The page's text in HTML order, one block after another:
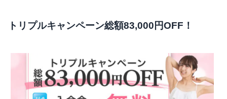
トリプルキャンペーン総額83,000円OFF！